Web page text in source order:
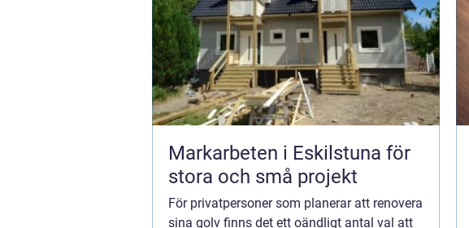
Markarbeten i Eskilstuna för
stora och små projekt
För privatpersoner som planerar att renovera
sina golv finns det ett oändligt antal val att